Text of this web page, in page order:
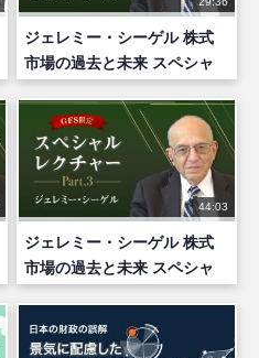
ジェレミー・シーゲル 株式
市場の過去と未来 スペシャ
ルレクチャー part1
44:03
ジェレミー・シーゲル 株式
市場の過去と未来 スペシャ
ルレクチャー part3